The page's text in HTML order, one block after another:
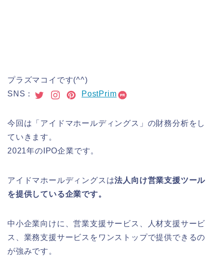
プラズマコイです(^^)
SNS：
PostPrim
今回は「アイドマホールディングス」の財務分析をし
ていきます。
2021年のIPO企業です。
アイドマホールディングスは法人向け営業支援ツール
を提供している企業です。
中小企業向けに、営業支援サービス、人材支援サービ
ス、業務支援サービスをワンストップで提供できるの
が強みです。